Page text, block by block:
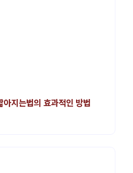
지는법의 효과적인 방법